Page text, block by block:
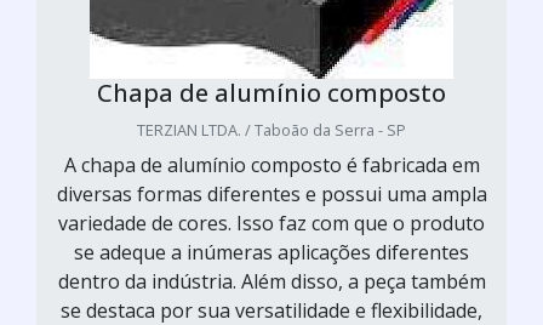
Chapa de alumínio composto
TERZIAN LTDA. / Taboão da Serra - SP
A chapa de alumínio composto é fabricada em
diversas formas diferentes e possui uma ampla
variedade de cores. Isso faz com que o produto
se adeque a inúmeras aplicações diferentes
dentro da indústria. Além disso, a peça também
se destaca por sua versatilidade e flexibilidade,